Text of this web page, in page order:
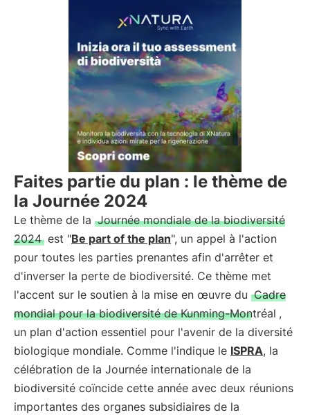
Faites partie du plan : le thème de
la Journée 2024
Le thème de la Journée mondiale de la biodiversité
2024 est "Be part of the plan", un appel à l'action
pour toutes les parties prenantes afin d'arrêter et
d'inverser la perte de biodiversité. Ce thème met
l'accent sur le soutien à la mise en œuvre du Cadre
mondial pour la biodiversité de Kunming-Montréal ,
un plan d'action essentiel pour l'avenir de la diversité
biologique mondiale. Comme l'indique le ISPRA, la
célébration de la Journée internationale de la
biodiversité coïncide cette année avec deux réunions
importantes des organes subsidiaires de la